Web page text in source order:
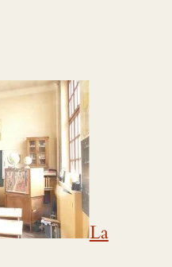
La